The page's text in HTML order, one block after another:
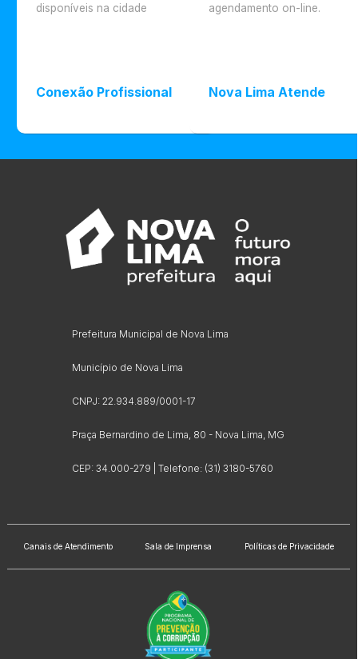
disponíveis na cidade
Conexão Profissional
agendamento on-line.
Nova Lima Atende
Prefeitura Municipal de Nova Lima
Município de Nova Lima
CNPJ: 22.934.889/0001-17
Praça Bernardino de Lima, 80 - Nova Lima, MG
CEP: 34.000-279 | Telefone: (31) 3180-5760
Canais de Atendimento Sala de Imprensa Políticas de Privacidade